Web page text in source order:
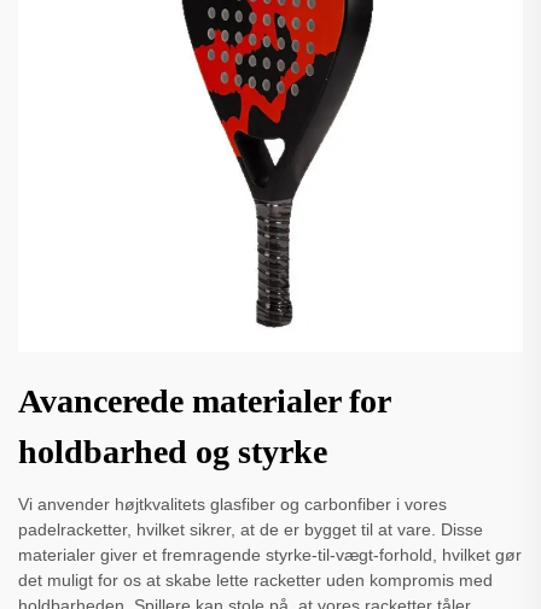
Avancerede materialer for
holdbarhed og styrke
Vi anvender højtkvalitets glasfiber og carbonfiber i vores
padelracketter, hvilket sikrer, at de er bygget til at vare. Disse
materialer giver et fremragende styrke-til-vægt-forhold, hvilket gør
det muligt for os at skabe lette racketter uden kompromis med